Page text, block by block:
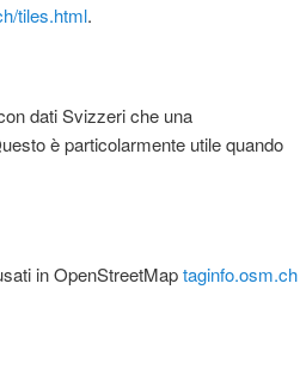
tiles.html.
dati Svizzeri che una
è particolarmente utile quando
in OpenStreetMaptaginfo.osm.ch